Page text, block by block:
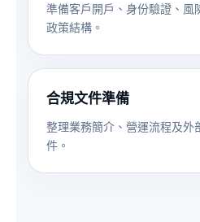
準備客戶開戶、身份驗證、風
政策結構。
合規文件準備
整理業務簡介、營運流程及外
件。